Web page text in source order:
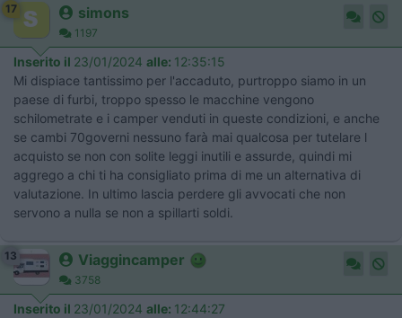
17 simons
1197
Inserito il 23/01/2024 alle: 12:35:15
Mi dispiace tantissimo per l'accaduto, purtroppo siamo in un
paese di furbi, troppo spesso le macchine vengono
schilometrate e i camper venduti in queste condizioni, e anche
se cambi 70governi nessuno farà mai qualcosa per tutelare l
acquisto se non con solite leggi inutili e assurde, quindi mi
aggrego a chi ti ha consigliato prima di me un alternativa di
valutazione. In ultimo lascia perdere gli avvocati che non
servono a nulla se non a spillarti soldi.
13 Viaggincamper
3758
Inserito il 23/01/2024 alle: 12:44:27